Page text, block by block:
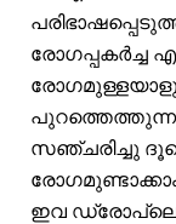
രോഗപ്പകർച്ച
സഞ്ചരിച്ചു
ഇവ ഡ്രോപ്‌ലെറ്റ്